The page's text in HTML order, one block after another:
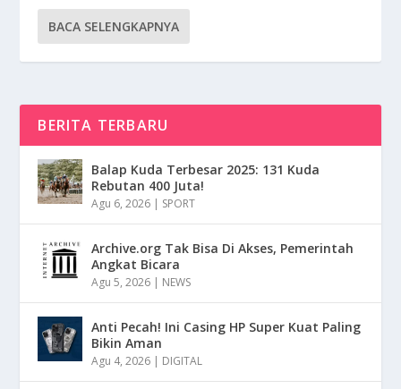
BACA SELENGKAPNYA
BERITA TERBARU
Balap Kuda Terbesar 2025: 131 Kuda
Rebutan 400 Juta!
Agu 6, 2026 | SPORT
Archive.org Tak Bisa Di Akses, Pemerintah
Angkat Bicara
Agu 5, 2026 | NEWS
Anti Pecah! Ini Casing HP Super Kuat Paling
Bikin Aman
Agu 4, 2026 | DIGITAL